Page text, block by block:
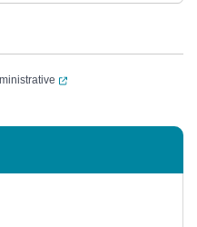
(ouverture dans un
dans un nouvel onglet)